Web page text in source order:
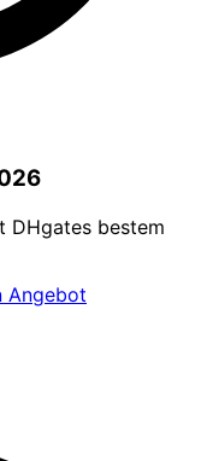
DHgates bestem
Angebot